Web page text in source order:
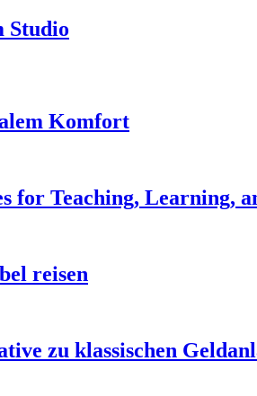
Studio
Komfort
for Teaching, Learning,
reisen
zu klassischen